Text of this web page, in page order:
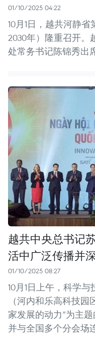
01/10/2025 04:22
10月1日，越共河静
2030年）隆重召开。
处常务书记陈锦秀出
越共中央总书记
活中广泛传播并
01/10/2025 08:27
10月1日上午，科学
（河内和乐高科技
家发展的动力”为主
并与全国多个分会场